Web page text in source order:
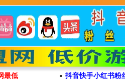
最低
抖音快手小红书粉